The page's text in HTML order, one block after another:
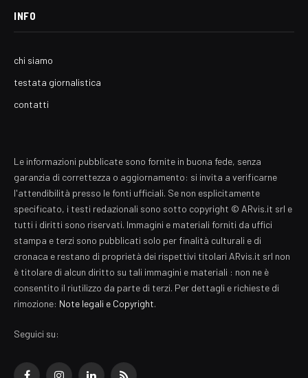
INFO
chi siamo
testata giornalistica
contatti
Le informazioni pubblicate sono fornite in buona fede, senza
garanzia di correttezza o aggiornamento: si invita a verificarne
l'attendibilità presso le fonti ufficiali. Se non esplicitamente
specificato, i testi redazionali sono sotto copyright © ARvis.it srl e
tutti i diritti sono riservati. Immagini e materiali forniti da uffici
stampa e terzi sono pubblicati solo per finalità culturali e di
cronaca e restano di proprietà dei rispettivi titolari ARvis.it srl non
è titolare di alcun diritto su tali immagini e materiali : non ne è
consentito il riutilizzo da parte di terzi. Per dettagli e richieste di
rimozione: Note legali e Copyright.
Seguici su: